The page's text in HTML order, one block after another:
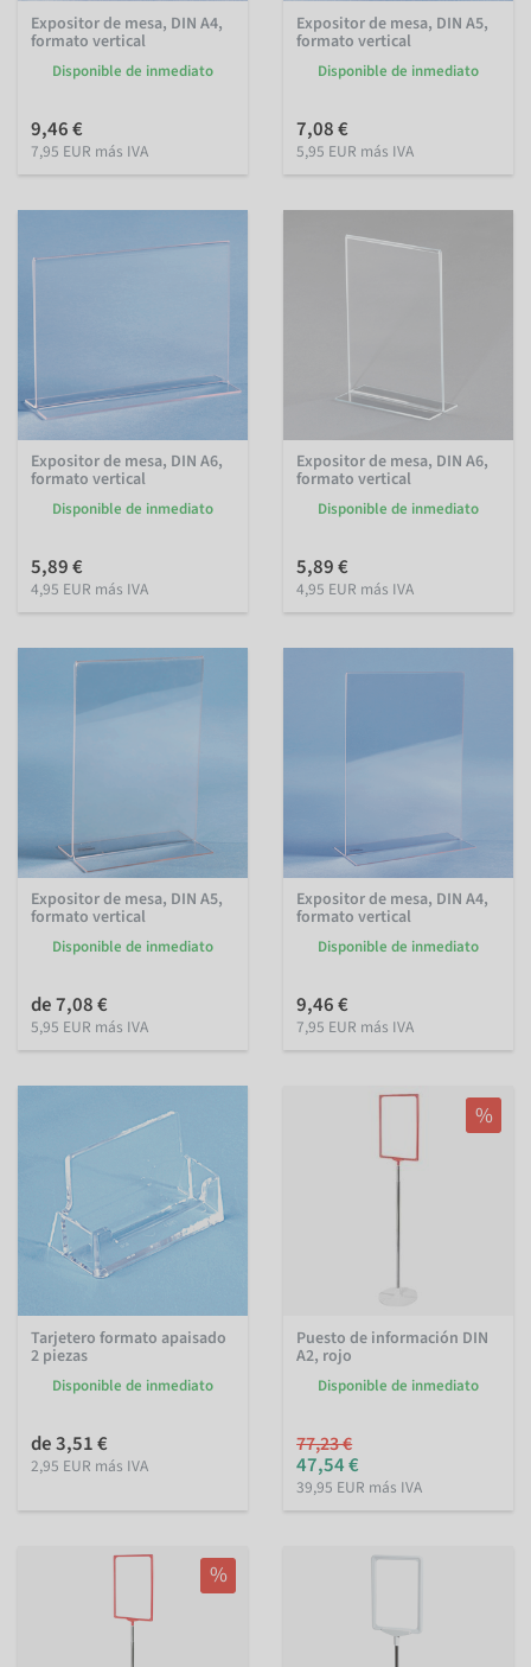
Expositor de mesa, DIN A4,
formato vertical
Disponible de inmediato
9,46 €
7,95 EUR más IVA
Expositor de mesa, DIN A5,
formato vertical
Disponible de inmediato
7,08 €
5,95 EUR más IVA
Expositor de mesa, DIN A6,
formato vertical
Disponible de inmediato
5,89 €
4,95 EUR más IVA
Expositor de mesa, DIN A6,
formato vertical
Disponible de inmediato
5,89 €
4,95 EUR más IVA
Expositor de mesa, DIN A5,
formato vertical
Disponible de inmediato
de 7,08 €
5,95 EUR más IVA
Expositor de mesa, DIN A4,
formato vertical
Disponible de inmediato
9,46 €
7,95 EUR más IVA
Tarjetero formato apaisado
2 piezas
Disponible de inmediato
de 3,51 €
2,95 EUR más IVA
%
Puesto de información DIN
A2, rojo
Disponible de inmediato
77,23 €
47,54 €
39,95 EUR más IVA
%